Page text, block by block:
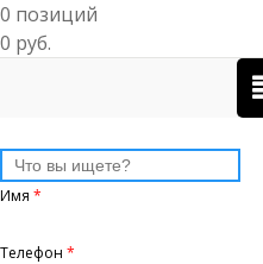
0 позиций
0 руб.
Имя *
Телефон *